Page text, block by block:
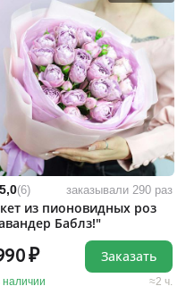
5,0(6) заказывали 290 раз
из пионовидных роз
Баблз!"
наличии 2 ч.
Заказать